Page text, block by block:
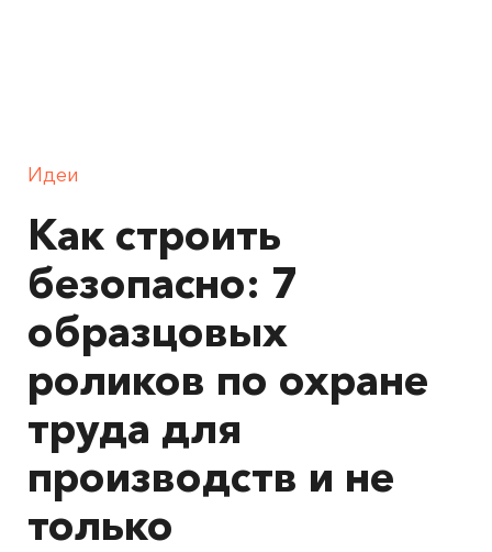
Идеи
Как строить
безопасно: 7
образцовых
роликов по охране
труда для
производств и не
только